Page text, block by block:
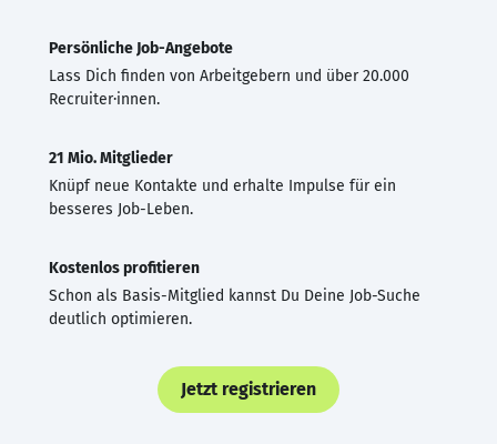
Persönliche Job-Angebote
Lass Dich finden von Arbeitgebern und über 20.000
Recruiter·innen.
21 Mio. Mitglieder
Knüpf neue Kontakte und erhalte Impulse für ein
besseres Job-Leben.
Kostenlos profitieren
Schon als Basis-Mitglied kannst Du Deine Job-Suche
deutlich optimieren.
Jetzt registrieren